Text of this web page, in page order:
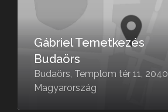
Gábriel Temetkezés
Budaörs
Budaörs, Templom tér 11, 2040
Magyarország